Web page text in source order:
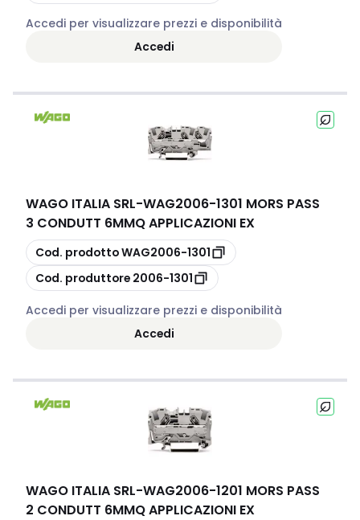
Accedi per visualizzare prezzi e disponibilità
Accedi
WAGO ITALIA SRL-WAG2006-1301 MORS PASS
3 CONDUTT 6MMQ APPLICAZIONI EX
copia
Cod. prodottoWAG2006-1301
copia
Cod. produttore 2006-1301
Accedi per visualizzare prezzi e disponibilità
Accedi
WAGO ITALIA SRL-WAG2006-1201 MORS PASS
2 CONDUTT 6MMQ APPLICAZIONI EX